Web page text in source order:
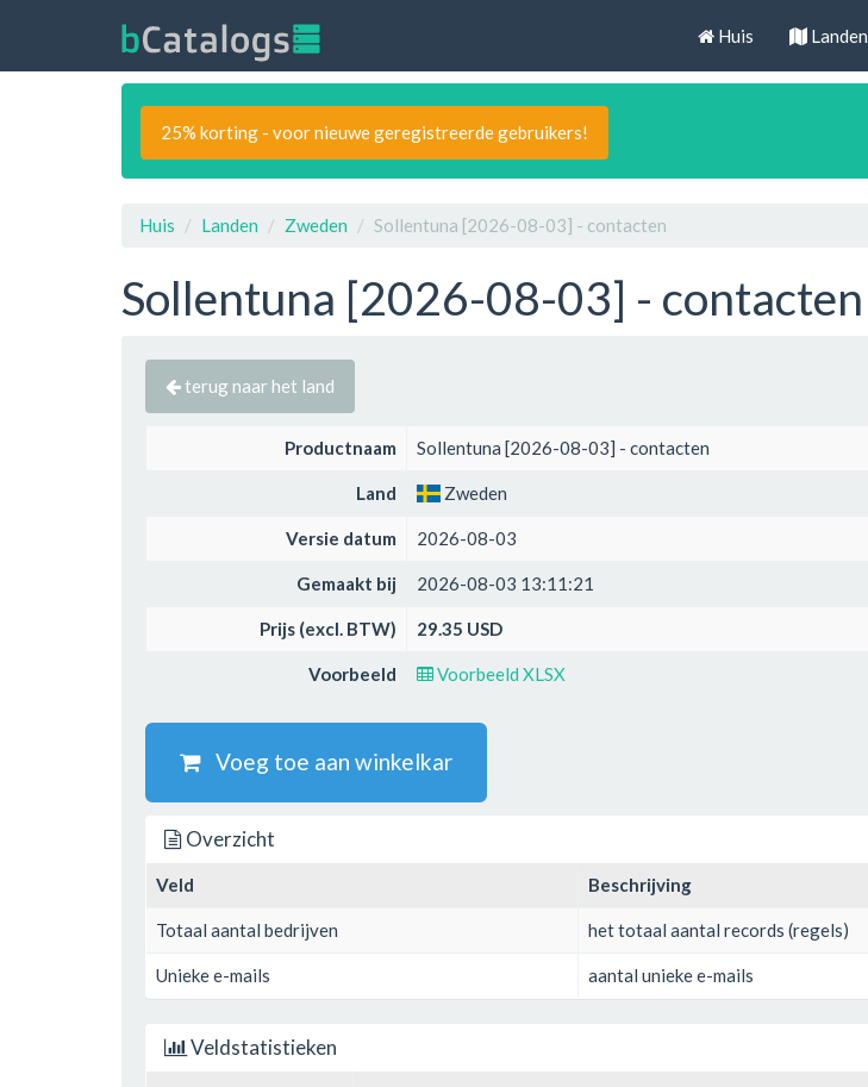
Huis Landen
25% korting - voor nieuwe geregistreerde gebruikers!
Huis Landen Zweden Sollentuna [2026-08-03] - contacten
Sollentuna [2026-08-03] - contacten
terug naar het land
Productnaam Sollentuna [2026-08-03] - contacten
Land Zweden
Versie datum 2026-08-03
Gemaakt bij 2026-08-03 13:11:21
Prijs (excl. BTW) 29.35 USD
Voorbeeld Voorbeeld XLSX
Voeg toe aan winkelkar
Overzicht
Veld Beschrijving
Totaal aantal bedrijven het totaal aantal records (regels)
Unieke e-mails aantal unieke e-mails
Veldstatistieken